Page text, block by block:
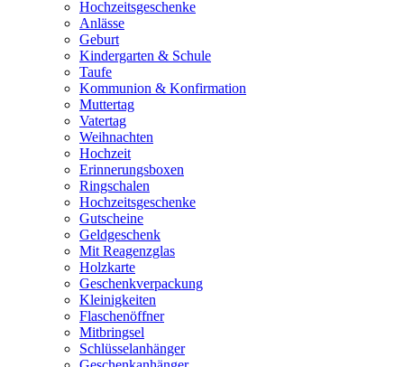
Hochzeitsgeschenke
Anlässe
Geburt
Kindergarten & Schule
Taufe
Kommunion & Konfirmation
Muttertag
Vatertag
Weihnachten
Hochzeit
Erinnerungsboxen
Ringschalen
Hochzeitsgeschenke
Gutscheine
Geldgeschenk
Mit Reagenzglas
Holzkarte
Geschenkverpackung
Kleinigkeiten
Flaschenöffner
Mitbringsel
Schlüsselanhänger